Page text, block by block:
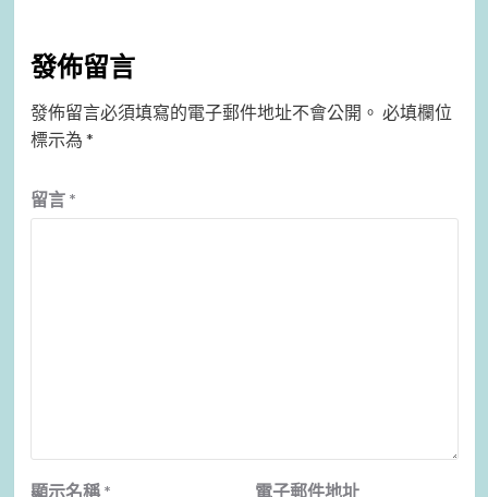
發佈留言
發佈留言必須填寫的電子郵件地址不會公開。 必填欄位
標示為 *
留言 *
顯示名稱 * 電子郵件地址